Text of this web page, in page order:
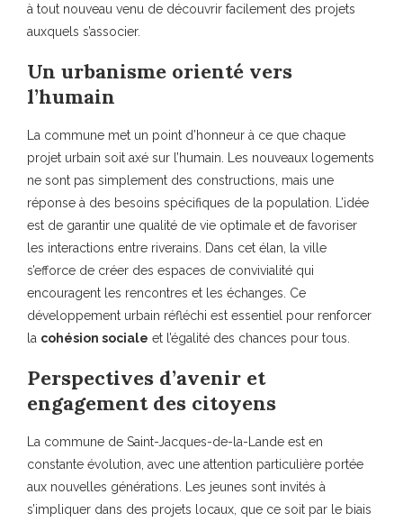
à tout nouveau venu de découvrir facilement des projets
auxquels s’associer.
Un urbanisme orienté vers
l’humain
La commune met un point d’honneur à ce que chaque
projet urbain soit axé sur l’humain. Les nouveaux logements
ne sont pas simplement des constructions, mais une
réponse à des besoins spécifiques de la population. L’idée
est de garantir une qualité de vie optimale et de favoriser
les interactions entre riverains. Dans cet élan, la ville
s’efforce de créer des espaces de convivialité qui
encouragent les rencontres et les échanges. Ce
développement urbain réfléchi est essentiel pour renforcer
la cohésion sociale et l’égalité des chances pour tous.
Perspectives d’avenir et
engagement des citoyens
La commune de Saint-Jacques-de-la-Lande est en
constante évolution, avec une attention particulière portée
aux nouvelles générations. Les jeunes sont invités à
s’impliquer dans des projets locaux, que ce soit par le biais